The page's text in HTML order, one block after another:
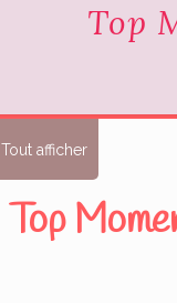
Top
Tout afficher
Top